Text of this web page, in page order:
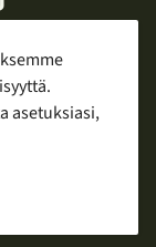
asetuksiasi,